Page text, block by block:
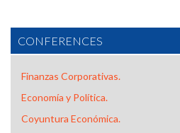
CONFERENCES
Finanzas Corporativas.
Economía y Política.
Coyuntura Económica.